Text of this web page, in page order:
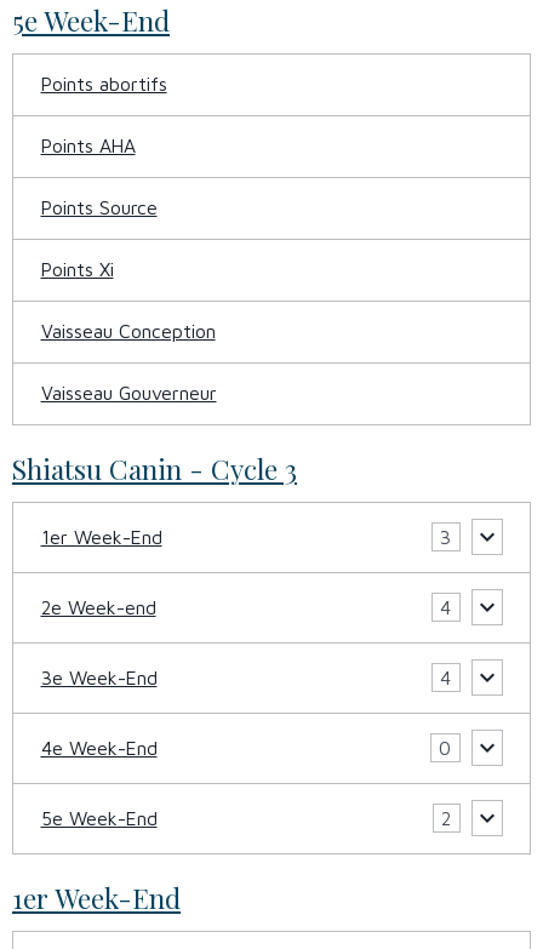
5e Week-End
Points abortifs
Points AHA
Points Source
Points Xi
Vaisseau Conception
Vaisseau Gouverneur
Shiatsu Canin - Cycle 3
1er Week-End 3
2e Week-end 4
3e Week-End 4
4e Week-End 0
5e Week-End 2
1er Week-End